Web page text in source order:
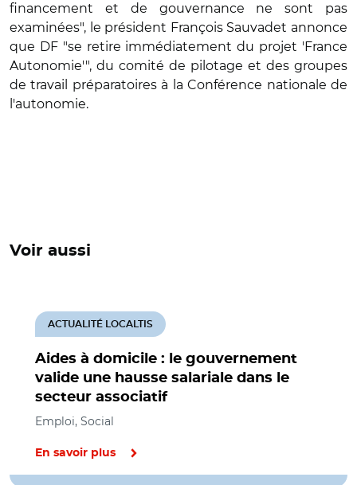
financement et de gouvernance ne sont pas
examinées", le président François Sauvadet annonce
que DF "se retire immédiatement du projet 'France
Autonomie'", du comité de pilotage et des groupes
de travail préparatoires à la Conférence nationale de
l'autonomie.
Voir aussi
Aides à domicile : le gouvernement
valide une hausse salariale dans le
secteur associatif
ACTUALITÉ LOCALTIS
Emploi, Social
En savoir plus